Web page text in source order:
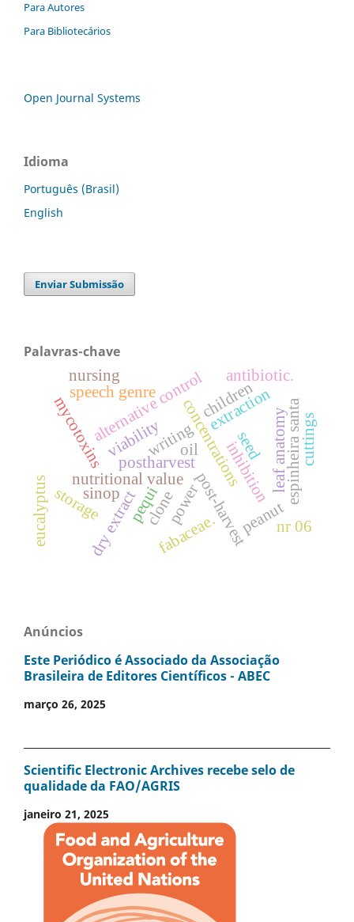
Para Autores
Para Bibliotecários
Open Journal Systems
Idioma
Português (Brasil)
English
Enviar Submissão
Palavras-chave
concentrations
inhibition
postharvest
alternative controlextraction
nutritional value
oil
pequi post-harvest
mycotoxins
peanut
leaf anatomy
fabaceae.
writing
speech genre
espinheira santa
dry extract
nursing
storage
seed
viability cuttings
eucalyptus clone
sinop
children
antibiotic.
nr 06
power
Anúncios
Este Periódico é Associado da Associação
Brasileira de Editores Científicos - ABEC
março 26, 2025
Scientific Electronic Archives recebe selo de
qualidade da FAO/AGRIS
janeiro 21, 2025